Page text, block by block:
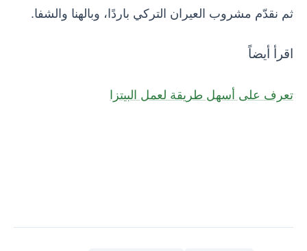
ثم نقدّم مشروب العيران التركي باردًا، وبالهنا والشفا.
اقرأ أيضاً
تعرف على أسهل طريقة لعمل البيتزا